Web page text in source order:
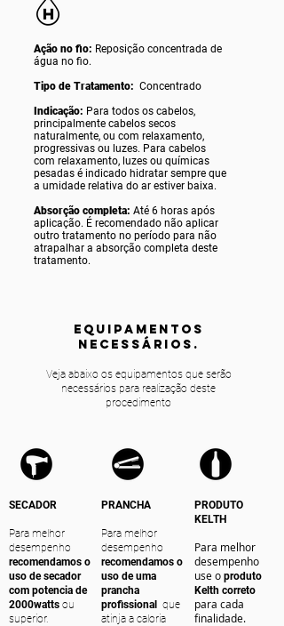
Ação no fio: Reposição concentrada de
água no fio.
Tipo de Tratamento: Concentrado
Indicação: Para todos os cabelos,
principalmente cabelos secos
naturalmente, ou com relaxamento,
progressivas ou luzes. Para cabelos
com relaxamento, luzes ou químicas
pesadas é indicado hidratar sempre que
a umidade relativa do ar estiver baixa.
Absorção completa: Até 6 horas após
aplicação. É recomendado não aplicar
outro tratamento no período para não
atrapalhar a absorção completa deste
tratamento.
equipamentos
NECESSÁRIOS.
Veja abaixo os equipamentos que serão
necessários para realização deste
procedimento
SECADOR
Para melhor
desempenho
recomendamos o
uso de secador
com potencia de
2000watts ou
superior.
PRANCHA
Para melhor
desempenho
recomendamos o
uso de uma
prancha
profissional que
atinja a caloria
PRODUTO
KELTH
Para melhor
desempenho
use o produto
Kelth correto
para cada
finalidade.